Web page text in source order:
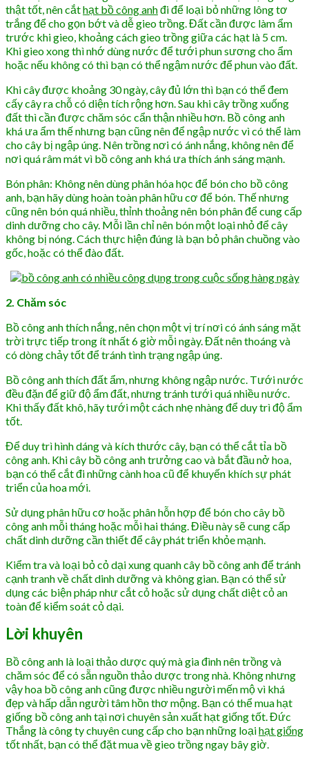
thật tốt, nên cắthạt bồ công anhđi để loại bỏ những lông tơ
trắng để cho gọn bớt và dễ gieo trồng. Đất cần được làm ẩm
trước khi gieo, khoảng cách gieo trồng giữa các hạt là 5 cm.
Khi gieo xong thì nhớ dùng nước để tưới phun sương cho ẩm
hoặc nếu không có thì bạn có thể ngậm nước để phun vào đất.
Khi cây được khoảng 30 ngày, cây đủ lớn thì bạn có thể đem
cấy cây ra chỗ có diện tích rộng hơn. Sau khi cây trồng xuống
đất thì cần được chăm sóc cẩn thận nhiều hơn. Bồ công anh
khá ưa ẩm thế nhưng bạn cũng nên để ngập nước vì có thể làm
cho cây bị ngập úng. Nên trồng nơi có ánh nắng, không nên để
nơi quá râm mát vì bồ công anh khá ưa thích ánh sáng mạnh.
Bón phân: Không nên dùng phân hóa học để bón cho bồ công
anh, bạn hãy dùng hoàn toàn phân hữu cơ để bón. Thế nhưng
cũng nên bón quá nhiều, thỉnh thoảng nên bón phân để cung cấp
dinh dưỡng cho cây. Mỗi lần chỉ nên bón một loại nhỏ để cây
không bị nóng. Cách thực hiện đúng là bạn bỏ phân chuồng vào
gốc, hoặc có thể đào đất.
2. Chăm sóc
Bồ công anh thích nắng, nên chọn một vị trí nơi có ánh sáng mặt
trời trực tiếp trong ít nhất 6 giờ mỗi ngày. Đất nên thoáng và
có dòng chảy tốt để tránh tình trạng ngập úng.
Bồ công anh thích đất ẩm, nhưng không ngập nước. Tưới nước
đều đặn để giữ độ ẩm đất, nhưng tránh tưới quá nhiều nước.
Khi thấy đất khô, hãy tưới một cách nhẹ nhàng để duy trì độ ẩm
tốt.
Để duy trì hình dáng và kích thước cây, bạn có thể cắt tỉa bồ
công anh. Khi cây bồ công anh trưởng cao và bắt đầu nở hoa,
bạn có thể cắt đi những cành hoa cũ để khuyến khích sự phát
triển của hoa mới.
Sử dụng phân hữu cơ hoặc phân hỗn hợp để bón cho cây bồ
công anh mỗi tháng hoặc mỗi hai tháng. Điều này sẽ cung cấp
chất dinh dưỡng cần thiết để cây phát triển khỏe mạnh.
Kiểm tra và loại bỏ cỏ dại xung quanh cây bồ công anh để tránh
cạnh tranh về chất dinh dưỡng và không gian. Bạn có thể sử
dụng các biện pháp như cắt cỏ hoặc sử dụng chất diệt cỏ an
toàn để kiểm soát cỏ dại.
Lời khuyên
Bồ công anh là loại thảo dược quý mà gia đình nên trồng và
chăm sóc để có sẵn nguồn thảo dược trong nhà. Không nhưng
vậy hoa bồ công anh cũng được nhiều người mến mộ vì khá
đẹp và hấp dẫn người tâm hồn thơ mộng. Bạn có thể mua hạt
giống bồ công anh tại nơi chuyên sản xuất hạt giống tốt. Đức
Thắng là công ty chuyên cung cấp cho bạn những loạihạt giống
tốt nhất, bạn có thể đặt mua về gieo trồng ngay bây giờ.